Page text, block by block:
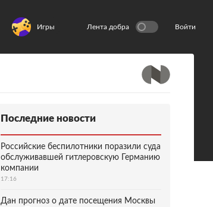
Игры Лента добра Войти
Последние новости
Российские беспилотники поразили суда
обслуживавшей гитлеровскую Германию
компании
17:16
Дан прогноз о дате посещения Москвы